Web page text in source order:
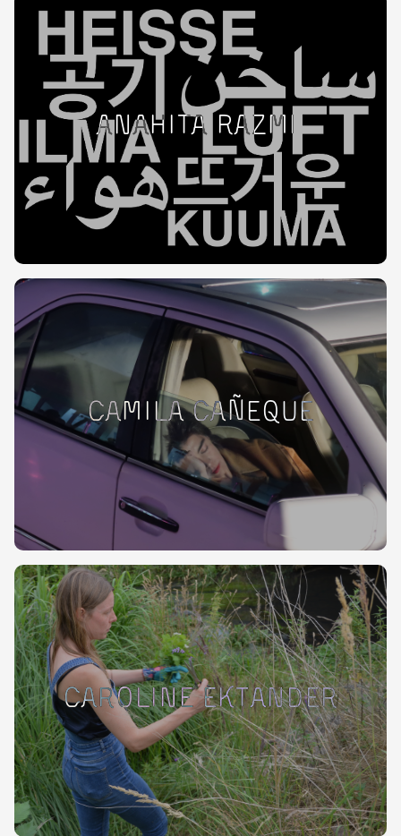
Anahita Razmi
Camila Cañeque
Caroline Ektander